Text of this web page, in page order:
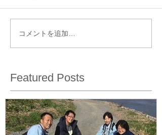
コメントを追加…
Featured Posts